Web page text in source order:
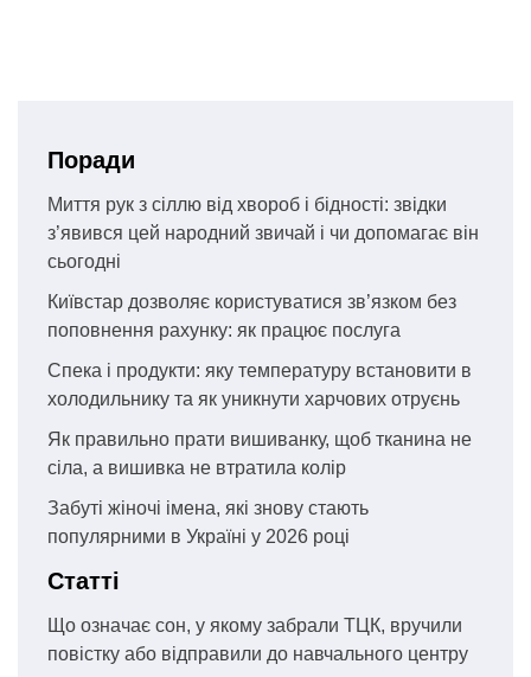
Поради
Миття рук з сіллю від хвороб і бідності: звідки
з’явився цей народний звичай і чи допомагає він
сьогодні
Київстар дозволяє користуватися зв’язком без
поповнення рахунку: як працює послуга
Спека і продукти: яку температуру встановити в
холодильнику та як уникнути харчових отруєнь
Як правильно прати вишиванку, щоб тканина не
сіла, а вишивка не втратила колір
Забуті жіночі імена, які знову стають
популярними в Україні у 2026 році
Статті
Що означає сон, у якому забрали ТЦК, вручили
повістку або відправили до навчального центру